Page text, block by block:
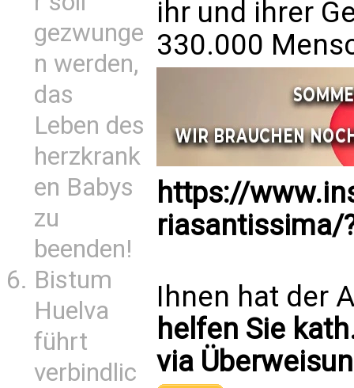
gezwunge
n werden,
das
Leben des
herzkrank
en Babys
zu
beenden!
Bistum
Huelva
führt
verbindlic
ihr und ihrer
330.000
https://
riasantissima/
Ihnen hat der
helfen Sie
via